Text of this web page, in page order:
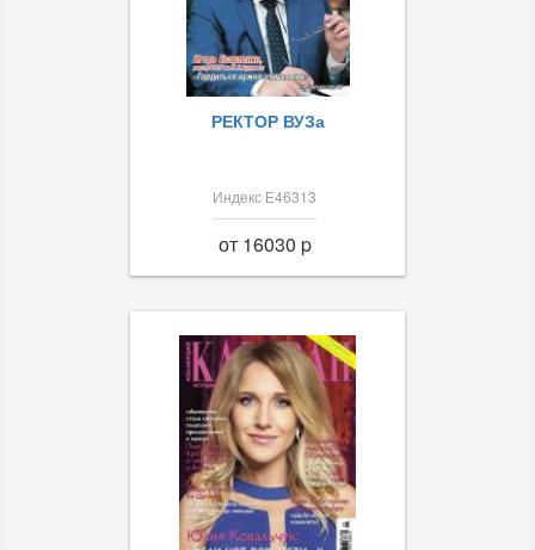
РЕКТОР ВУЗа
Индекс Е46313
от 16030 p